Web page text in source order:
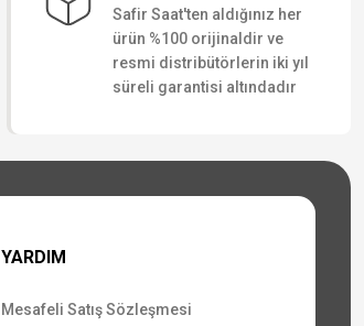
Safir Saat'ten aldığınız her
ürün %100 orijinaldir ve
resmi distribütörlerin iki yıl
süreli garantisi altındadır
YARDIM
Mesafeli Satış Sözleşmesi